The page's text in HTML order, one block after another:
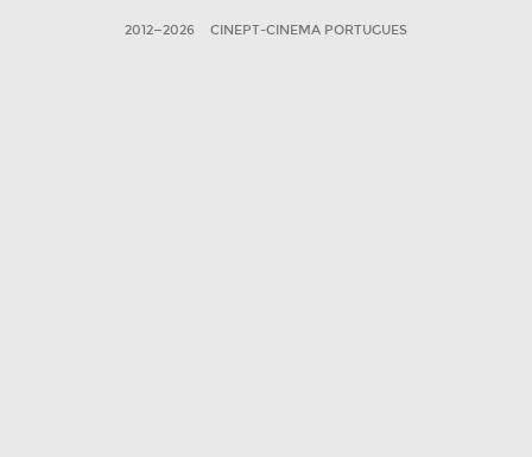
2012—2026 CINEPT-CINEMA PORTUGUES